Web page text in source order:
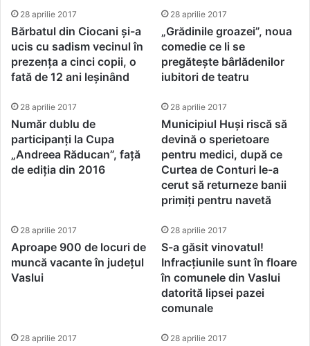
28 aprilie 2017
Bărbatul din Ciocani și-a
ucis cu sadism vecinul în
prezența a cinci copii, o
fată de 12 ani leșinând
28 aprilie 2017
„Grădinile groazei”, noua
comedie ce li se
pregătește bârlădenilor
iubitori de teatru
28 aprilie 2017
Număr dublu de
participanți la Cupa
„Andreea Răducan”, față
de ediția din 2016
28 aprilie 2017
Municipiul Huși riscă să
devină o sperietoare
pentru medici, după ce
Curtea de Conturi le-a
cerut să returneze banii
primiți pentru navetă
28 aprilie 2017
Aproape 900 de locuri de
muncă vacante în județul
Vaslui
28 aprilie 2017
S-a găsit vinovatul!
Infracțiunile sunt în floare
în comunele din Vaslui
datorită lipsei pazei
comunale
28 aprilie 2017 28 aprilie 2017